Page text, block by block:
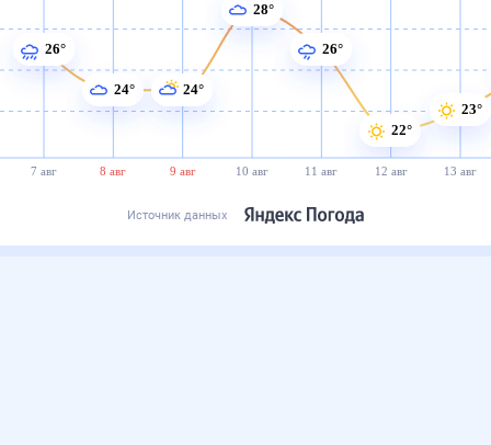
7 авг 8 авг 9 авг 10 авг 11 авг 12 авг 13 авг
26°
24° 24°
28°
26°
22°
23°
Источник данных